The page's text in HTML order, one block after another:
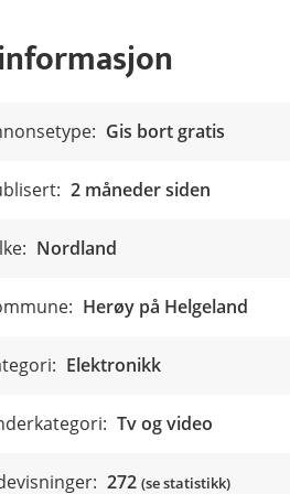
Gis bort gratis
2 måneder siden
Nordland
Herøy på Helgeland
Elektronikk
Tv og video
272 (se statistikk)